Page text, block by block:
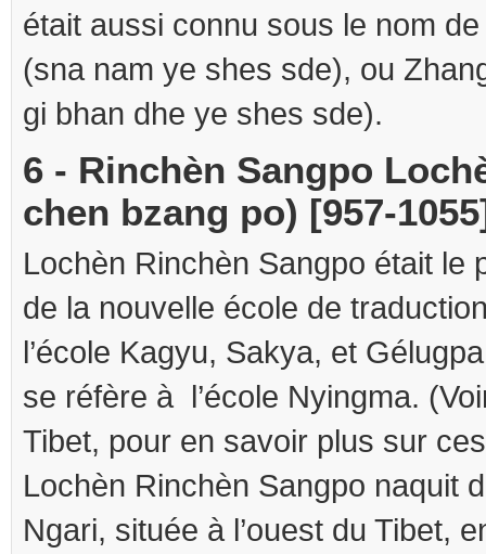
était aussi connu sous le nom
(sna nam ye shes sde), ou
gi bhan dhe ye shes sde).
6 - Rinchèn Sangpo
chen bzang po) [957-
Lochèn Rinchèn Sangpo était le
de la nouvelle école de
l’école Kagyu, Sakya, et
se réfère à l’école Nyingma.
Tibet, pour en savoir plus sur
Lochèn Rinchèn Sangpo naquit
Ngari, située à l’ouest du Tibet,